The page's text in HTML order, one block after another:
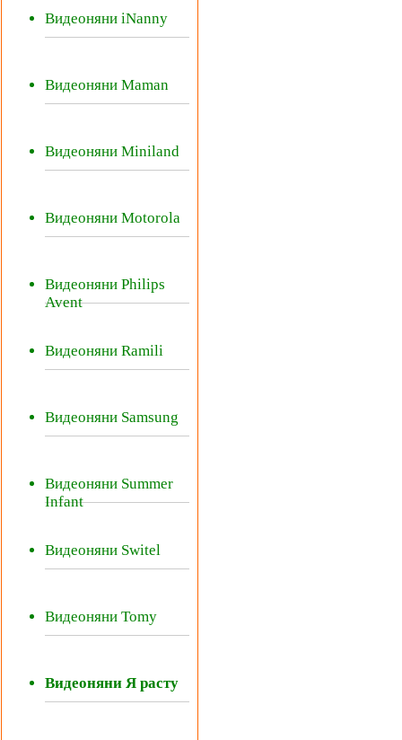
Видеоняни iNanny
Видеоняни Maman
Видеоняни Miniland
Видеоняни Motorola
Видеоняни Philips
Avent
Видеоняни Ramili
Видеоняни Samsung
Видеоняни Summer
Infant
Видеоняни Switel
Видеоняни Tomy
Видеоняни Я расту